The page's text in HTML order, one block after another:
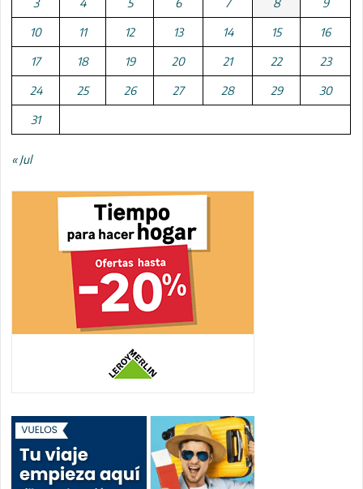
3 4 5 6 7 8 9
10 11 12 13 14 15 16
17 18 19 20 21 22 23
24 25 26 27 28 29 30
31
« Jul